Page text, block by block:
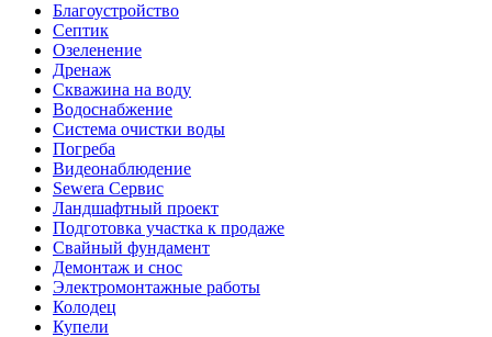
Благоустройство
Септик
Озеленение
Дренаж
Скважина на воду
Водоснабжение
Система очистки воды
Погреба
Видеонаблюдение
Sewera Сервис
Ландшафтный проект
Подготовка участка к продаже
Свайный фундамент
Демонтаж и снос
Электромонтажные работы
Колодец
Купели